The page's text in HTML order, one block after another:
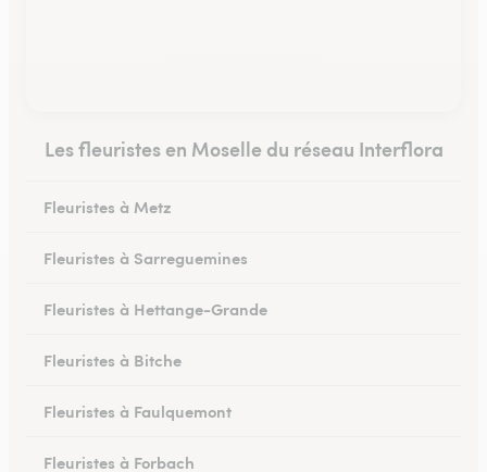
Les fleuristes en Moselle du réseau Interflora
Fleuristes à Metz
Fleuristes à Sarreguemines
Fleuristes à Hettange-Grande
Fleuristes à Bitche
Fleuristes à Faulquemont
Fleuristes à Forbach